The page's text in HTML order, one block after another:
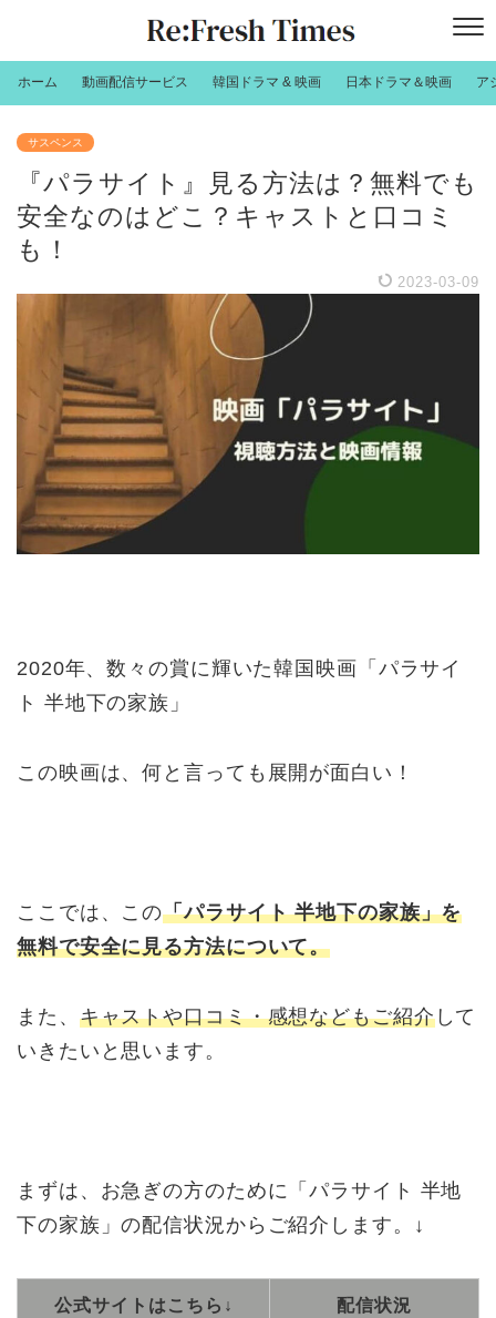
ホーム 動画配信サービス 韓国ドラマ & 映画 日本ドラマ＆映画 ア
サスペンス
『パラサイト』見る方法は？無料でも
安全なのはどこ？キャストと口コミ
も！
2023-03-09
2020年、数々の賞に輝いた韓国映画「パラサイ
ト 半地下の家族」
この映画は、何と言っても 展開が面白い！
ここでは、この「パラサイト 半地下の家族」を
無料で安全に見る方法について。
また、 キャストや口コミ・感想などもご紹介して
いきたいと思います。
まずは、お急ぎの方のために「パラサイト 半地
下の家族」の配信状況からご紹介します。↓
公式サイトはこちら↓ 配信状況